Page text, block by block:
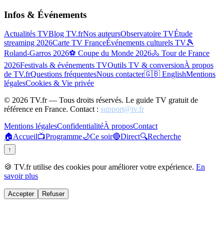
Infos & Événements
Actualités TVBlog TV.frNos auteursObservatoire TVÉtude
streaming 2026Carte TV FranceÉvénements culturels TV🎾
Roland-Garros 2026⚽ Coupe du Monde 2026🚴 Tour de France
2026Festivals & événements TVOutils TV & conversionÀ propos
de TV.frQuestions fréquentesNous contacter🇬🇧 EnglishMentions
légalesCookies & Vie privée
© 2026 TV.fr — Tous droits réservés. Le guide TV gratuit de
référence en France. Contact : support@tv.fr
Mentions légalesConfidentialitéÀ proposContact
🏠Accueil📺Programme🌙Ce soir🔴Direct🔍Recherche
↑
🍪 TV.fr utilise des cookies pour améliorer votre expérience. En
savoir plus
Accepter Refuser